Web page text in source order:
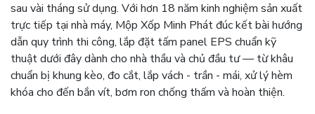
sau vài tháng sử dụng. Với hơn 18 năm kinh nghiệm sản xuất
trực tiếp tại nhà máy, Mộp Xốp Minh Phát đúc kết bài hướng
dẫn quy trình thi công, lắp đặt tấm panel EPS chuẩn kỹ
thuật dưới đây dành cho nhà thầu và chủ đầu tư — từ khâu
chuẩn bị khung kèo, đo cắt, lắp vách - trần - mái, xử lý hèm
khóa cho đến bắn vít, bơm ron chống thấm và hoàn thiện.